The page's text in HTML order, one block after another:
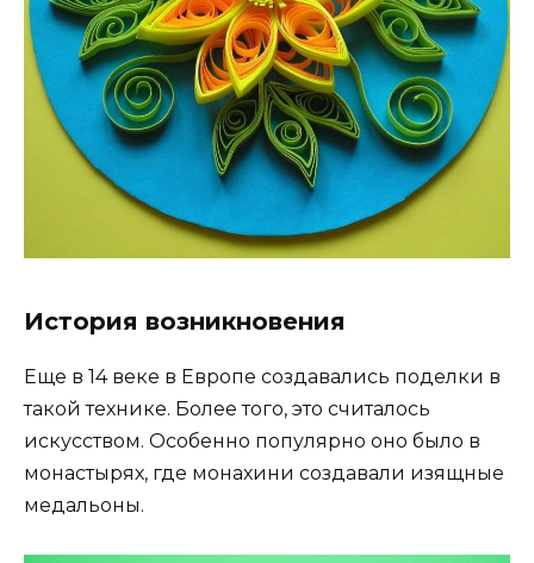
История возникновения
Еще в 14 веке в Европе создавались поделки в
такой технике. Более того, это считалось
искусством. Особенно популярно оно было в
монастырях, где монахини создавали изящные
медальоны.